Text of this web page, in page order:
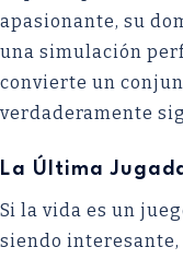
apasionante, su
una simulación
convierte un
verdaderamente
La Última
Si la vida es un
siendo interesante,